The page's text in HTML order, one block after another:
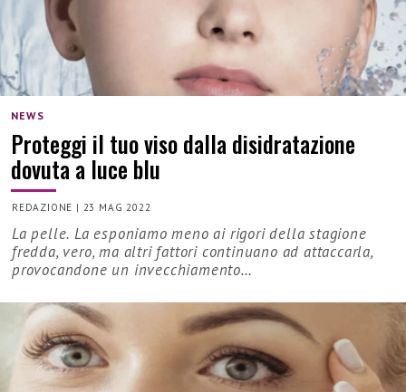
NEWS
Proteggi il tuo viso dalla disidratazione
dovuta a luce blu
REDAZIONE | 23 MAG 2022
La pelle. La esponiamo meno ai rigori della stagione
fredda, vero, ma altri fattori continuano ad attaccarla,
provocandone un invecchiamento…